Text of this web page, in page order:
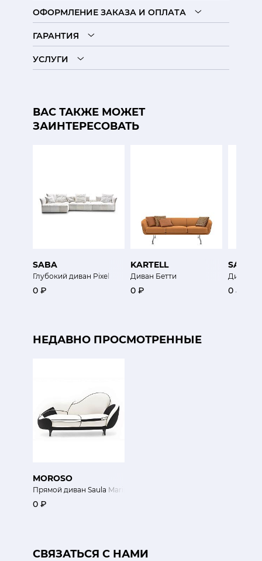
ОФОРМЛЕНИЕ ЗАКАЗА И ОПЛАТА
ГАРАНТИЯ
УСЛУГИ
ВАС ТАКЖЕ МОЖЕТ
ЗАИНТЕРЕСОВАТЬ
SABA
Глубокий диван Pixel
0 ₽
KARTELL
Диван Бетти
0 ₽
SABA
Диван
0 ₽
НЕДАВНО ПРОСМОТРЕННЫЕ
MOROSO
Прямой диван Saula Marina
0 ₽
CВЯЗАТЬСЯ С НАМИ